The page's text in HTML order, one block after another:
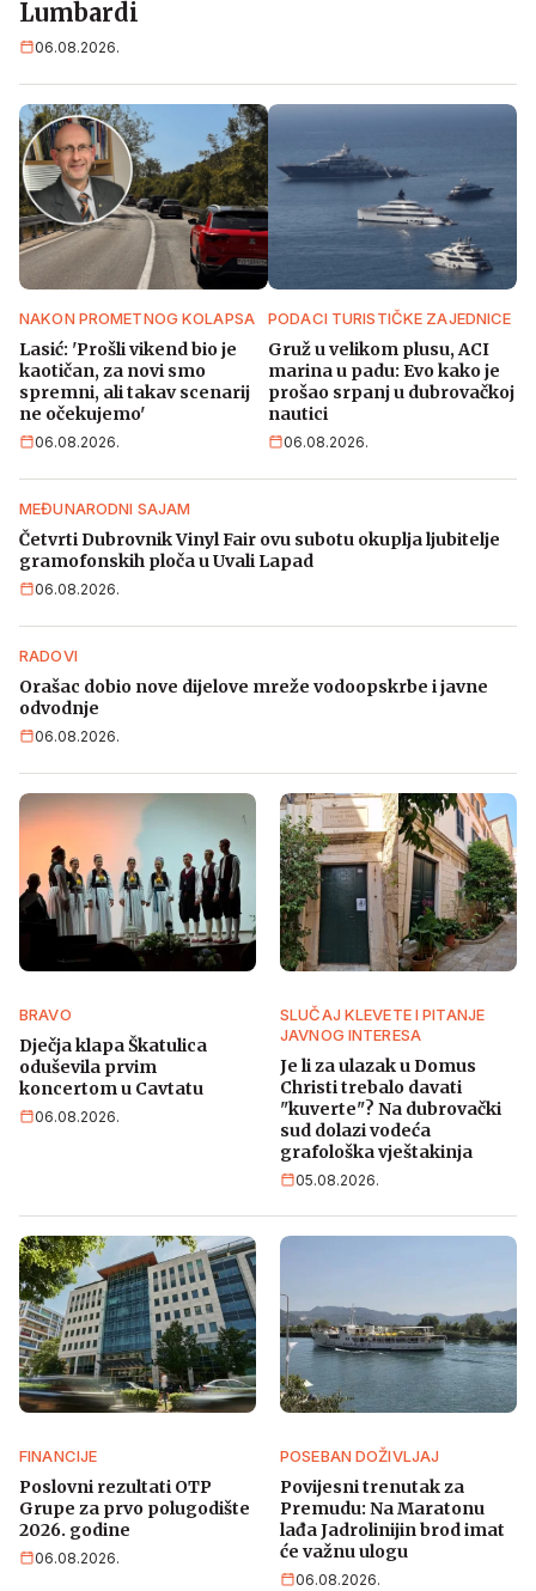
Lumbardi
06.08.2026.
NAKON PROMETNOG KOLAPSA
Lasić: 'Prošli vikend bio je
kaotičan, za novi smo
spremni, ali takav scenarij
ne očekujemo'
06.08.2026.
PODACI TURISTIČKE ZAJEDNICE
Gruž u velikom plusu, ACI
marina u padu: Evo kako je
prošao srpanj u dubrovačkoj
nautici
06.08.2026.
MEĐUNARODNI SAJAM
Četvrti Dubrovnik Vinyl Fair ovu subotu okuplja ljubitelje
gramofonskih ploča u Uvali Lapad
06.08.2026.
RADOVI
Orašac dobio nove dijelove mreže vodoopskrbe i javne
odvodnje
06.08.2026.
BRAVO
Dječja klapa Škatulica
oduševila prvim
koncertom u Cavtatu
06.08.2026.
SLUČAJ KLEVETE I PITANJE
JAVNOG INTERESA
Je li za ulazak u Domus
Christi trebalo davati
"kuverte"? Na dubrovački
sud dolazi vodeća
grafološka vještakinja
05.08.2026.
FINANCIJE
Poslovni rezultati OTP
Grupe za prvo polugodište
2026. godine
06.08.2026.
POSEBAN DOŽIVLJAJ
Povijesni trenutak za
Premudu: Na Maratonu
lađa Jadrolinijin brod imat
će važnu ulogu
06.08.2026.